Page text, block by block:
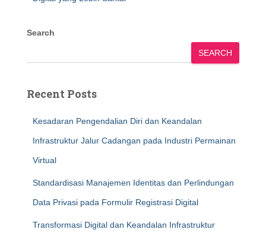
Search
SEARCH
Recent Posts
Kesadaran Pengendalian Diri dan Keandalan
Infrastruktur Jalur Cadangan pada Industri Permainan
Virtual
Standardisasi Manajemen Identitas dan Perlindungan
Data Privasi pada Formulir Registrasi Digital
Transformasi Digital dan Keandalan Infrastruktur